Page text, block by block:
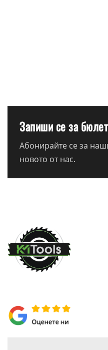
Запиши се за
Абонирайте се за
новото от нас.